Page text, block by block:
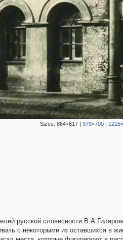
Sizes: 864×617| 979×700|
русской словесности
с некоторыми из оставшихся в